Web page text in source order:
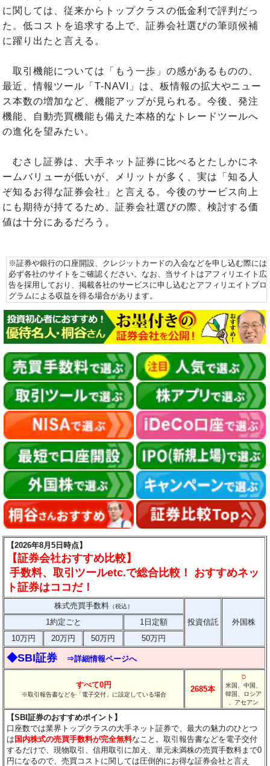
に関しては、従来からトップクラスの低金利で評判だっ
た。低コストを追求する上で、証券会社選びの筆頭候補
に躍り出たと言える。
取引機能については「もう一歩」の感があるものの、
最近、情報ツール「T-NAVI」は、板情報の拡大やニュー
ス本数の増加など、機能アップが見られる。今後、発注
機能、自動売買機能も備えた本格的なトレードツールへ
の進化を望みたい。
むさし証券は、大手ネット証券に比べるとたしかにネ
ームバリューが低いが、メリットが多く、実は「知る人
ぞ知るお得な証券会社」と言える。今後のサービス向上
にも期待が持てるため、証券会社選びの際、検討する価
値は十分にあるだろう。
※証券や銀行の口座開設、クレジットカードの入会などを申し込む際には
必ず各社のサイトをご確認ください。なお、当サイトはアフィリエイト広
告を採用しており、掲載各社のサービスに申し込むとアフィリエイトプロ
グラムによる収益を得る場合があります。
【2026年8月5日時点】
【証券会社おすすめ比較】
手数料、取引ツールetc.で総合比較！ おすすめネッ
ト証券はココだ！
株式売買手数料 （税込）
投資信託 外国株
1約定ごと
1日定額
10万円
20万円 50万円 50万円
◆SBI証券 ⇒詳細情報ページへ
すべて0円
※取引報告書などを「電子交付」に設定している場合
2685本
○
米国、中国、
韓国、ロシア
、アセアン
【SBI証券のおすすめポイント】
口座数では業界トップクラスの大手ネット証券で、最大の魅力のひとつ
は 国内株式の売買手数料が完全無料なこと。取引報告書などを電子交付
するだけで、現物取引、信用取引に加え、単元未満株の売買手数料まで0
円になるので、売買コストに関しては圧倒的にお得な証券会社と言え